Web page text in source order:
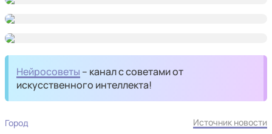
Нейросоветы – канал с советами от
искусственного интеллекта!
Город Источник новости